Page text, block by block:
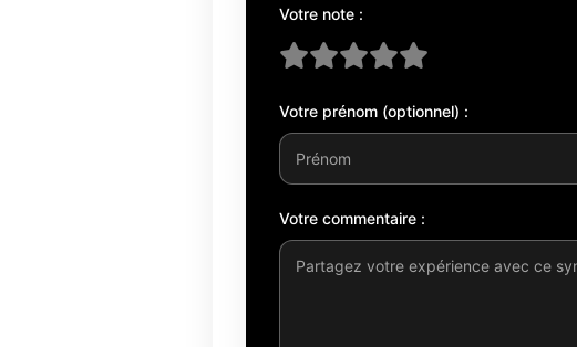
Votre note :
Votre prénom (optionnel) :
Votre commentaire :